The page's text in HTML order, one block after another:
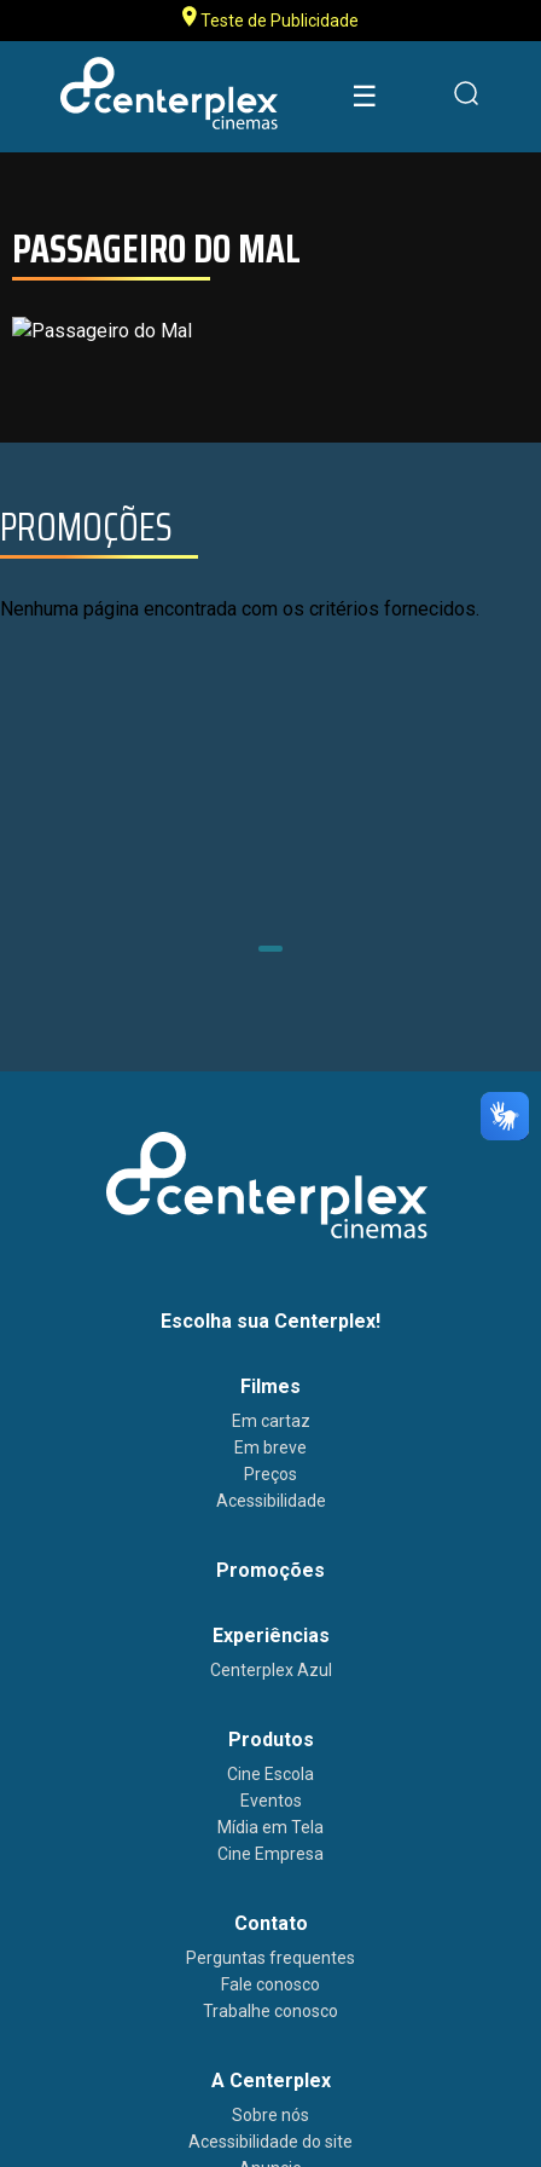
Teste de Publicidade
☰
PASSAGEIRO DO MAL
PROMOÇÕES
Nenhuma página encontrada com os critérios fornecidos.
Escolha sua Centerplex!
Filmes
Em cartaz
Em breve
Preços
Acessibilidade
Promoções
Experiências
Centerplex Azul
Produtos
Cine Escola
Eventos
Mídia em Tela
Cine Empresa
Contato
Perguntas frequentes
Fale conosco
Trabalhe conosco
A Centerplex
Sobre nós
Acessibilidade do site